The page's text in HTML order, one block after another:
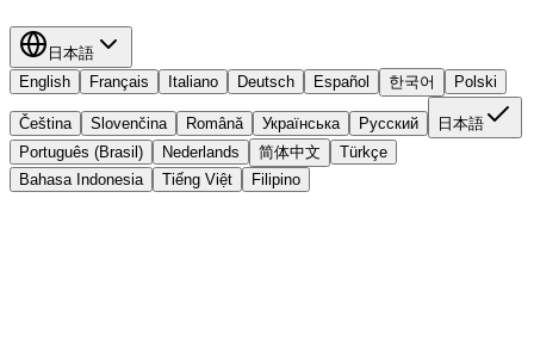
日本語
English
Français Italiano Deutsch Español 한국어 Polski
Čeština Slovenčina Română Українська Русский
日本語
Português (Brasil)
Nederlands 简体中文
Türkçe
Bahasa Indonesia
Tiếng Việt Filipino